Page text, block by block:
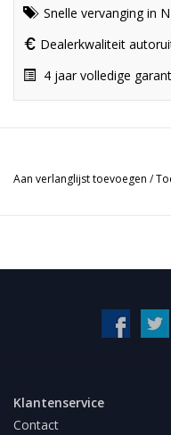
Snelle vervanging in
Dealerkwaliteit
4 jaar volledige
Aan verlanglijst toevoegen /
Klantenservice
Contact